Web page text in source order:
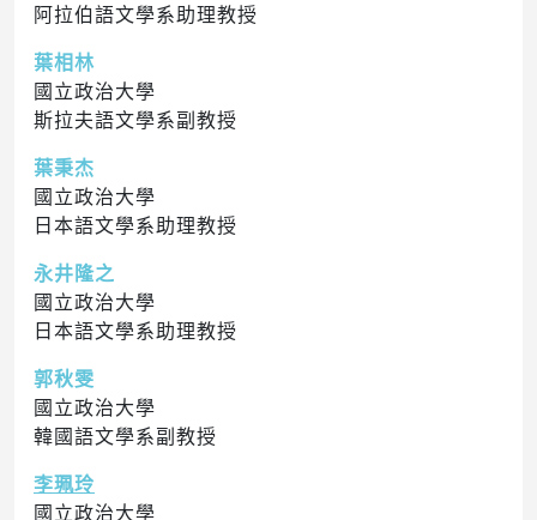
阿拉伯語文學系助理教授
葉相林
國立政治大學
斯拉夫語文學系副教授
葉秉杰
國立政治大學
日本語文學系助理教授
永井隆之
國立政治大學
日本語文學系助理教授
郭秋雯
國立政治大學
韓國語文學系副教授
李珮玲
國立政治大學